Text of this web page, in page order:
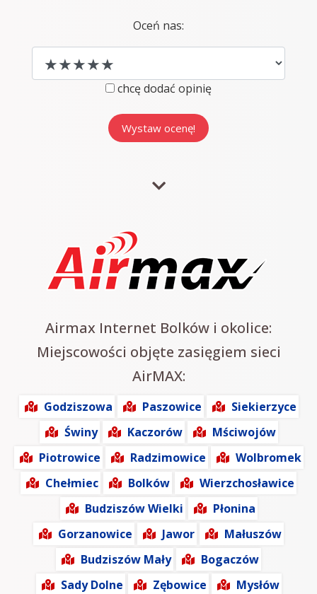
Oceń nas:
chcę dodać opinię
Airmax Internet Bolków i okolice:
Miejscowości objęte zasięgiem sieci
AirMAX:
Godziszowa Paszowice
Siekierzyce
Świny
Kaczorów
Mściwojów
Piotrowice
Radzimowice
Wolbromek
Chełmiec
Bolków
Wierzchosławice
Budziszów Wielki
Płonina
Gorzanowice
Jawor
Małuszów
Budziszów Mały
Bogaczów
Sady Dolne
Zębowice
Mysłów